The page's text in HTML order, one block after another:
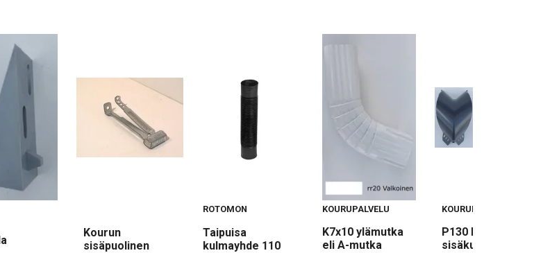
Kourun
sisäpuolinen
ROTOMON
Taipuisa
kulmayhde 110
KOURUPALVELU
K7x10 ylämutka
eli A-mutka
KOURUPALVELU
P130 kourun
sisäkulma 90 ast